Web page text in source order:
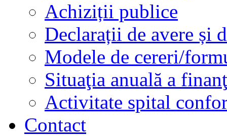
Achiziții publice
Declarații de avere și
Modele de cereri/
Situaţia anuală a
Activitate spital
Contact